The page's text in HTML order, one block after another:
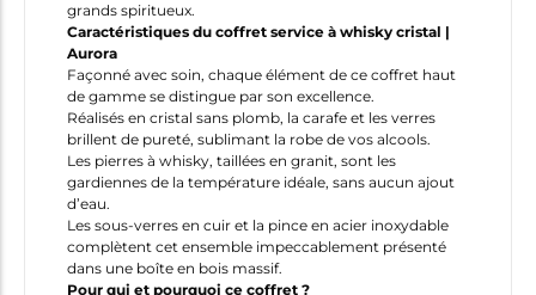
grands spiritueux.
Caractéristiques du coffret service à whisky cristal |
Aurora
Façonné avec soin, chaque élément de ce coffret haut
de gamme se distingue par son excellence.
Réalisés en cristal sans plomb, la carafe et les verres
brillent de pureté, sublimant la robe de vos alcools.
Les pierres à whisky, taillées en granit, sont les
gardiennes de la température idéale, sans aucun ajout
d’eau.
Les sous-verres en cuir et la pince en acier inoxydable
complètent cet ensemble impeccablement présenté
dans une boîte en bois massif.
Pour qui et pourquoi ce coffret ?